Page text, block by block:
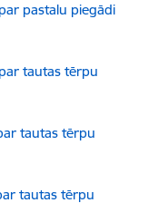
pastalu piegādi
tautas tērpu
tautas tērpu
tautas tērpu